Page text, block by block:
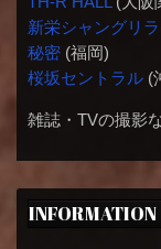
新栄シャングリラ
秘密(福岡)
桜坂セントラル(
雑誌・TVの撮影
INFORMATION